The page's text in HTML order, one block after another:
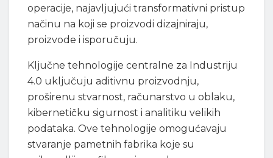
operacije, najavljujući transformativni pristup
načinu na koji se proizvodi dizajniraju,
proizvode i isporučuju.
Ključne tehnologije centralne za Industriju
4.0 uključuju aditivnu proizvodnju,
proširenu stvarnost, računarstvo u oblaku,
kibernetičku sigurnost i analitiku velikih
podataka. Ove tehnologije omogućavaju
stvaranje pametnih fabrika koje su